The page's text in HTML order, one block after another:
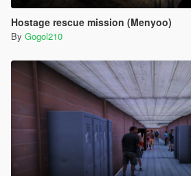
Hostage rescue mission (Menyoo)
By Gogol210